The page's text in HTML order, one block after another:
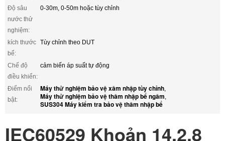
Độ sâu
nước thử
nghiệm:
0-30m, 0-50m hoặc tùy chỉnh
kích thước
bể:
Tùy chỉnh theo DUT
Chế độ
điều khiển:
cảm biến áp suất tự động
Điểm nổi
bật:
Máy thử nghiệm bảo vệ xâm nhập tùy chỉnh,
Máy thử nghiệm bảo vệ thâm nhập bể ngâm,
SUS304 Máy kiểm tra bảo vệ thâm nhập bể
IEC60529 Khoản 14.2.8